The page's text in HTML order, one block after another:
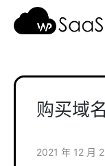
购买域
2021 年 12 月